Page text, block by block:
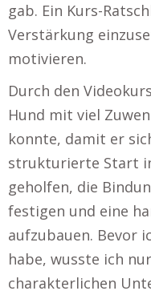
gab. Ein Kurs-
Verstärkung
motivieren.
Durch den
Hund mit viel
konnte, damit er
strukturierte Start
geholfen, die
festigen und eine
aufzubauen. Bevor
habe, wusste ich
charakterlichen